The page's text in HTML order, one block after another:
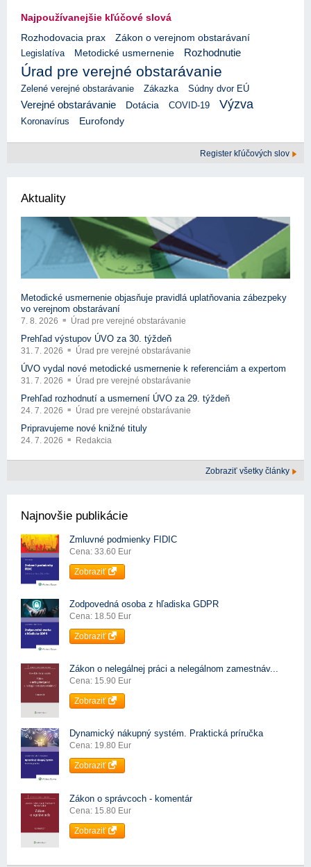
Najpoužívanejšie kľúčové slová
Rozhodovacia prax
Zákon o verejnom obstarávaní
Legislatíva
Metodické usmernenie Rozhodnutie
Úrad pre verejné obstarávanie
Zelené verejné obstarávanie Zákazka Súdny dvor EÚ
Verejné obstarávanie Dotácia COVID-19 Výzva
Koronavírus Eurofondy
Register kľúčových slov
Aktuality
Metodické usmernenie objasňuje pravidlá uplatňovania zábezpeky
vo verejnom obstarávaní
7. 8. 2026 Úrad pre verejné obstarávanie
Prehľad výstupov ÚVO za 30. týždeň
31. 7. 2026 Úrad pre verejné obstarávanie
ÚVO vydal nové metodické usmernenie k referenciám a expertom
31. 7. 2026 Úrad pre verejné obstarávanie
Prehľad rozhodnutí a usmernení ÚVO za 29. týždeň
24. 7. 2026 Úrad pre verejné obstarávanie
Pripravujeme nové knižné tituly
24. 7. 2026 Redakcia
Zobraziť všetky články
Najnovšie publikácie
Zmluvné podmienky FIDIC
Cena: 33.60 Eur
Zobraziť
Zodpovedná osoba z hľadiska GDPR
Cena: 18.50 Eur
Zobraziť
Zákon o nelegálnej práci a nelegálnom zamestnáv...
Cena: 15.90 Eur
Zobraziť
Dynamický nákupný systém. Praktická príručka
Cena: 19.80 Eur
Zobraziť
Zákon o správcoch - komentár
Cena: 15.80 Eur
Zobraziť